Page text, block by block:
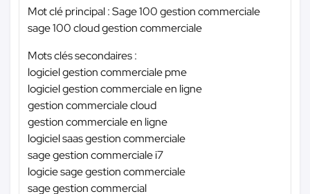
Mot clé principal : Sage 100 gestion commerciale
sage 100 cloud gestion commerciale
Mots clés secondaires :
logiciel gestion commerciale pme
logiciel gestion commerciale en ligne
gestion commerciale cloud
gestion commerciale en ligne
logiciel saas gestion commerciale
sage gestion commerciale i7
logicie sage gestion commerciale
sage gestion commercial